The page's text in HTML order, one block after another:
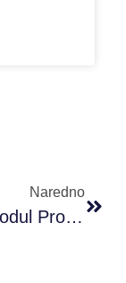
Naredno
Četvrti Modul Proni Akademije Omladinskog Rada (PAOR) B+ Nivoa